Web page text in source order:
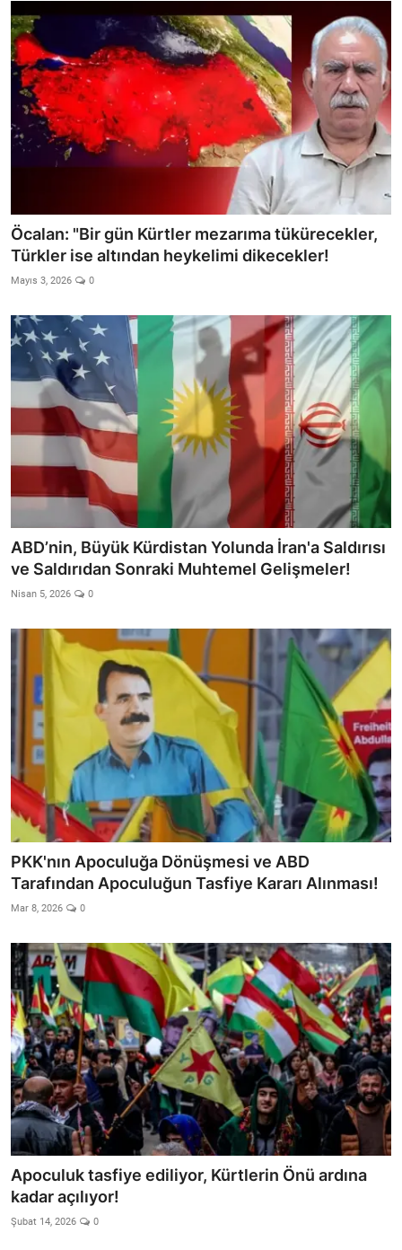
Öcalan: "Bir gün Kürtler mezarıma tükürecekler,
Türkler ise altından heykelimi dikecekler!
Mayıs 3, 2026 0
ABD’nin, Büyük Kürdistan Yolunda İran'a Saldırısı
ve Saldırıdan Sonraki Muhtemel Gelişmeler!
Nisan 5, 2026 0
PKK'nın Apoculuğa Dönüşmesi ve ABD
Tarafından Apoculuğun Tasfiye Kararı Alınması!
Mar 8, 2026 0
Apoculuk tasfiye ediliyor, Kürtlerin Önü ardına
kadar açılıyor!
Şubat 14, 2026 0